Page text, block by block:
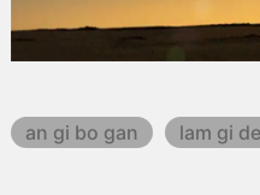
an gi bo gan lam gi